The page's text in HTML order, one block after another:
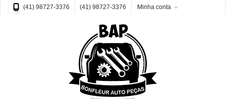
(41) 98727-3376 (41) 98727-3376 Minha conta